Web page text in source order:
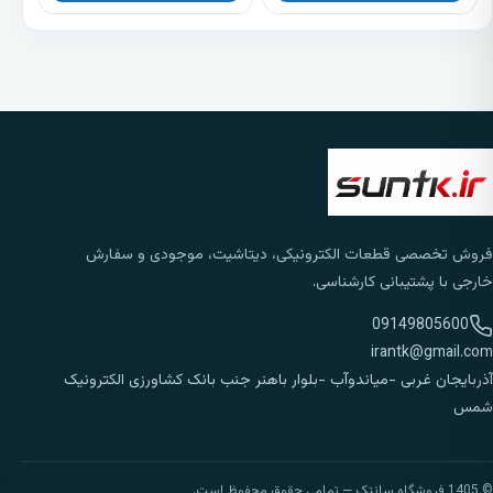
فروش تخصصی قطعات الکترونیکی، دیتاشیت، موجودی و سفارش
خارجی با پشتیبانی کارشناسی.
09149805600
irantk@gmail.com
آذربایجان غربی -میاندوآب -بلوار باهنر جنب بانک کشاورزی الکترونیک
شمس